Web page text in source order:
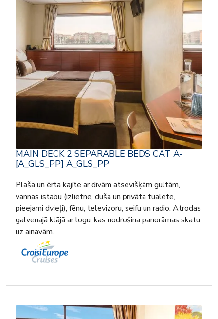
MAIN DECK 2 SEPARABLE BEDS CAT A-
[A_GLS_PP] A_GLS_PP
Plaša un ērta kajīte ar divām atsevišķām gultām,
vannas istabu (izlietne, duša un privāta tualete,
pieejami dvieļi), fēnu, televizoru, seifu un radio. Atrodas
galvenajā klājā ar logu, kas nodrošina panorāmas skatu
uz ainavām.